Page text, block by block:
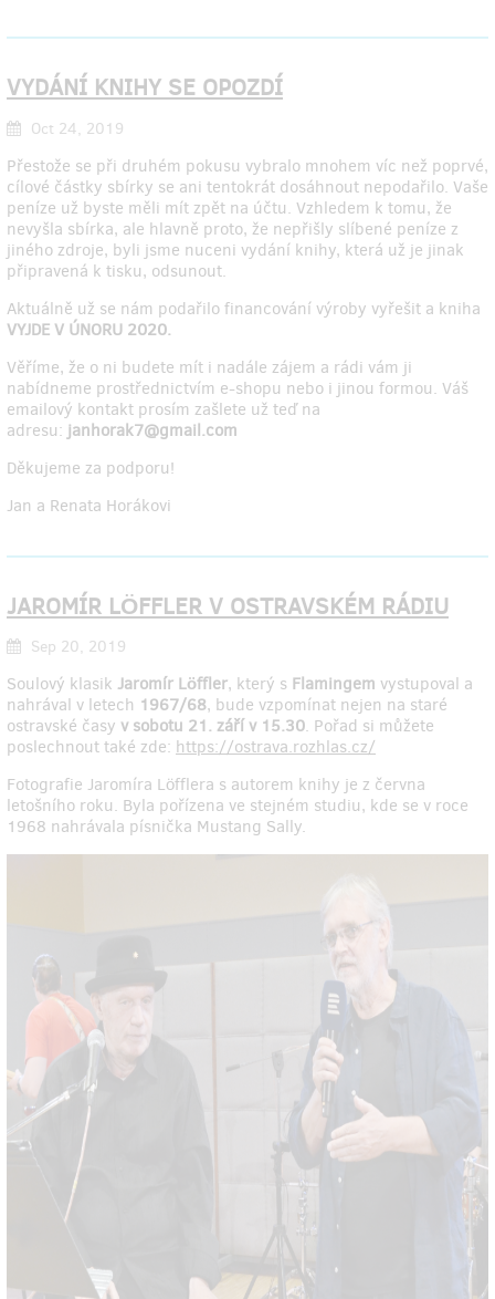
VYDÁNÍ KNIHY SE OPOZDÍ
Oct 24, 2019
Přestože se při druhém pokusu vybralo mnohem víc než poprvé,
cílové částky sbírky se ani tentokrát dosáhnout nepodařilo. Vaše
peníze už byste měli mít zpět na účtu. Vzhledem k tomu, že
nevyšla sbírka, ale hlavně proto, že nepřišly slíbené peníze z
jiného zdroje, byli jsme nuceni vydání knihy, která už je jinak
připravená k tisku, odsunout.
Aktuálně už se nám podařilo financování výroby vyřešit a kniha
VYJDE V ÚNORU 2020.
Věříme, že o ni budete mít i nadále zájem a rádi vám ji
nabídneme prostřednictvím e-shopu nebo i jinou formou. Váš
emailový kontakt prosím zašlete už teď na
adresu: janhorak7@gmail.com
Děkujeme za podporu!
Jan a Renata Horákovi
JAROMÍR LÖFFLER V OSTRAVSKÉM RÁDIU
Sep 20, 2019
Soulový klasik Jaromír Löffler, který s Flamingem vystupoval a
nahrával v letech 1967/68, bude vzpomínat nejen na staré
ostravské časy v sobotu 21. září v 15.30. Pořad si můžete
poslechnout také zde: https://ostrava.rozhlas.cz/
Fotografie Jaromíra Löfflera s autorem knihy je z června
letošního roku. Byla pořízena ve stejném studiu, kde se v roce
1968 nahrávala písnička Mustang Sally.